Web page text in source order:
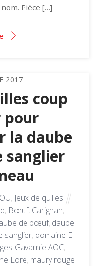
Pièce […]
2017
coup
la daube
sanglier
, Jeux de quilles
, Bœuf, Carignan,
de bœuf, daube
sanglier, domaine E.
Gavarnie AOC,
Loré, maury rouge